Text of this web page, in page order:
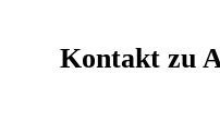
Kontakt zu